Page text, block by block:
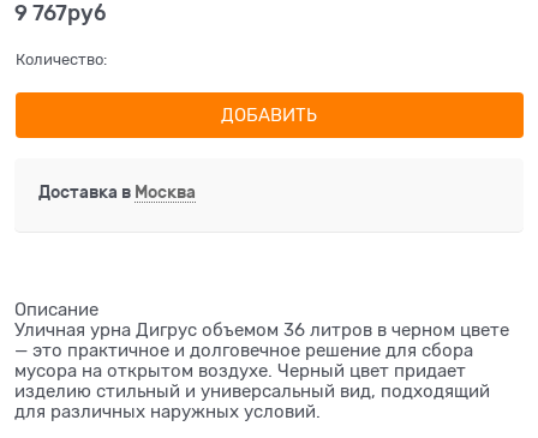
9 767руб
Количество:
ДОБАВИТЬ
Доставка в Москва
Описание
Уличная урна Дигрус объемом 36 литров в черном цвете
— это практичное и долговечное решение для сбора
мусора на открытом воздухе. Черный цвет придает
изделию стильный и универсальный вид, подходящий
для различных наружных условий.